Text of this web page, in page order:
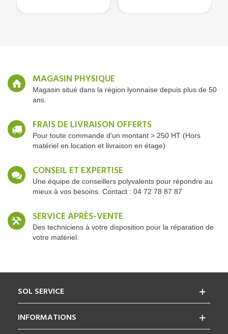
MAGASIN PHYSIQUE
Magasin situé dans la région lyonnaise depuis plus de 50
ans.
FRAIS DE LIVRAISON OFFERTS
Pour toute commande d'un montant > 250 HT (Hors
matériel en location et livraison en étage)
CONSEIL ET EXPERTISE
Une équipe de conseillers polyvalents pour répondre au
mieux à vos besoins. Contact : 04 72 78 87 87
SERVICE APRÈS-VENTE
Des techniciens à votre disposition pour la réparation de
votre matériel.
INFORMATIONS
SOL SERVICE